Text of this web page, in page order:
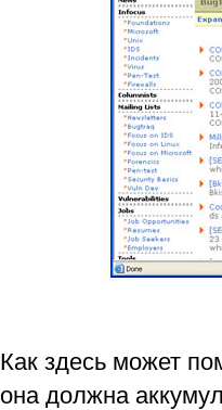
Как здесь может
она должна